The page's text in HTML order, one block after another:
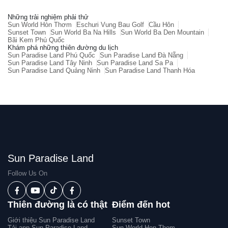
Những trải nghiệm phải thử
Sun World Hòn Thơm
Eschuri Vung Bau Golf Cầu Hôn
Sunset Town Sun World Ba Na Hills
Sun World Ba Den Mountain
Bãi Kem Phú Quốc
Khám phá những thiên đường du lịch
Sun Paradise Land Phú Quốc
Sun Paradise Land Đà Nẵng
Sun Paradise Land Tây Ninh Sun Paradise Land Sa Pa
Sun Paradise Land Quảng Ninh Sun Paradise Land Thanh Hóa
Sun Paradise Land
Follow Us On
Thiên đường là có thật
Giới thiệu Sun Paradise Land
Điểm đến hot
Sunset Town